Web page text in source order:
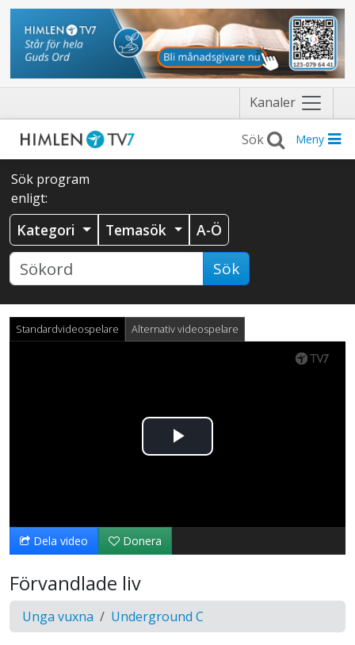
Kanaler Näytä
valikko
Meny
Sök program
enligt:
Kategori Temasök A-Ö
Sök
Standardvideospelare Alternativ videospelare
Spela
video
Dela video Donera
Förvandlade liv
Unga vuxna Underground C